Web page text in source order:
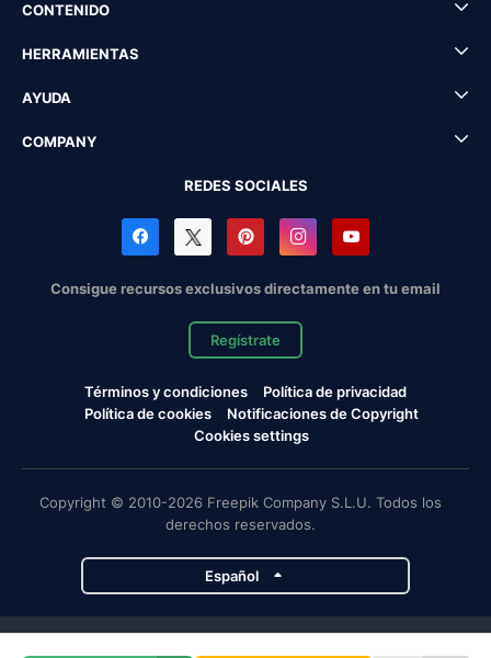
CONTENIDO
HERRAMIENTAS
AYUDA
COMPANY
REDES SOCIALES
Consigue recursos exclusivos directamente en tu email
Regístrate
Términos y condiciones
Política de privacidad
Política de cookies
Notificaciones de Copyright
Cookies settings
Copyright © 2010-2026 Freepik Company S.L.U. Todos los
derechos reservados.
Español